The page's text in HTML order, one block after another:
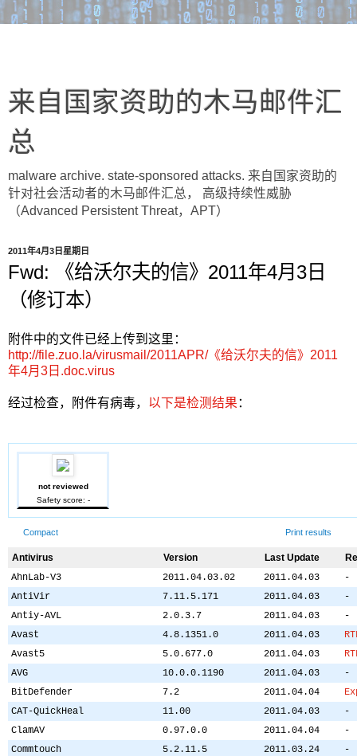
来自国家资助的木马邮件汇
总
malware archive. state-sponsored attacks. 来自国家资助的
针对社会活动者的木马邮件汇总， 高级持续性威胁
（Advanced Persistent Threat，APT）
2011年4月3日星期日
Fwd: 《给沃尔夫的信》2011年4月3日
（修订本）
附件中的文件已经上传到这里：
http://file.zuo.la/virusmail/2011APR/《给沃尔夫的信》2011
年4月3日.doc.virus
经过检查，附件有病毒， 以下是检测结果：
not reviewed
Safety score: -
Compact Print results
Antivirus Version Last Update
AhnLab-V3
2011.04.03.02 2011.04.03
-
AntiVir
7.11.5.171 2011.04.03
-
Antiy-AVL
2.0.3.7 2011.04.03
-
Avast
4.8.1351.0 2011.04.03
Avast5
5.0.677.0 2011.04.03
AVG
10.0.0.1190 2011.04.03
-
BitDefender
7.2 2011.04.04
CAT-QuickHeal
11.00 2011.04.03
-
ClamAV
0.97.0.0 2011.04.04
-
Commtouch
5.2.11.5 2011.03.24
-